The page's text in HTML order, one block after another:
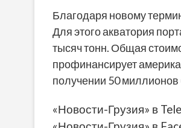
Благодаря новому
Для этого акватория
тысяч тонн. Общая
профинансирует
получении 50
«Новости-Грузия» в